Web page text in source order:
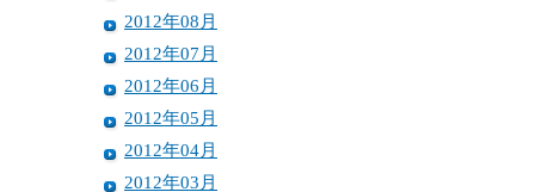
2012年08月
2012年07月
2012年06月
2012年05月
2012年04月
2012年03月